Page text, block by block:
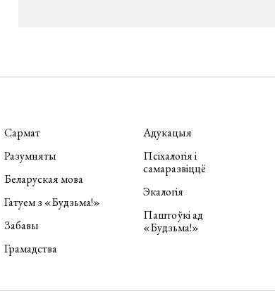
Сармат
Разумняты
Беларуская мова
Гатуем з «Будзьма!»
Забавы
Грамадства
Адукацыя
Псіхалогія і
самаразвіццё
Экалогія
Паштоўкі ад
«Будзьма!»